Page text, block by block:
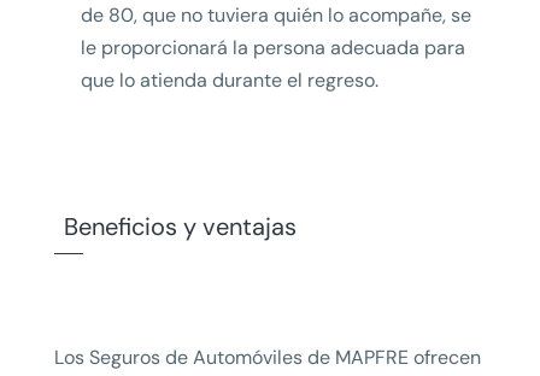
de 80, que no tuviera quién lo acompañe, se
le proporcionará la persona adecuada para
que lo atienda durante el regreso.
Beneficios y ventajas
Los Seguros de Automóviles de MAPFRE ofrecen